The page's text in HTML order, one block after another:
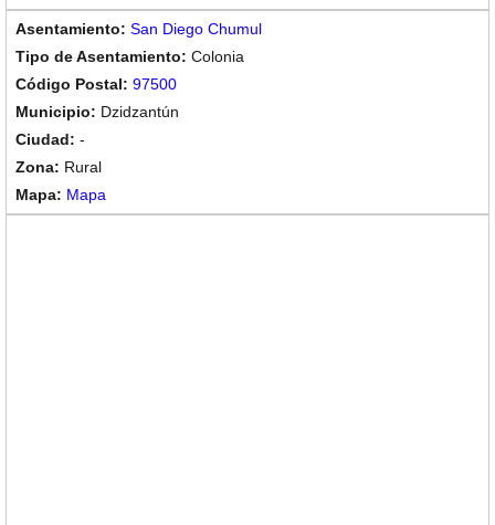
San Diego Chumul
Colonia
97500
Dzidzantún
-
Rural
Mapa